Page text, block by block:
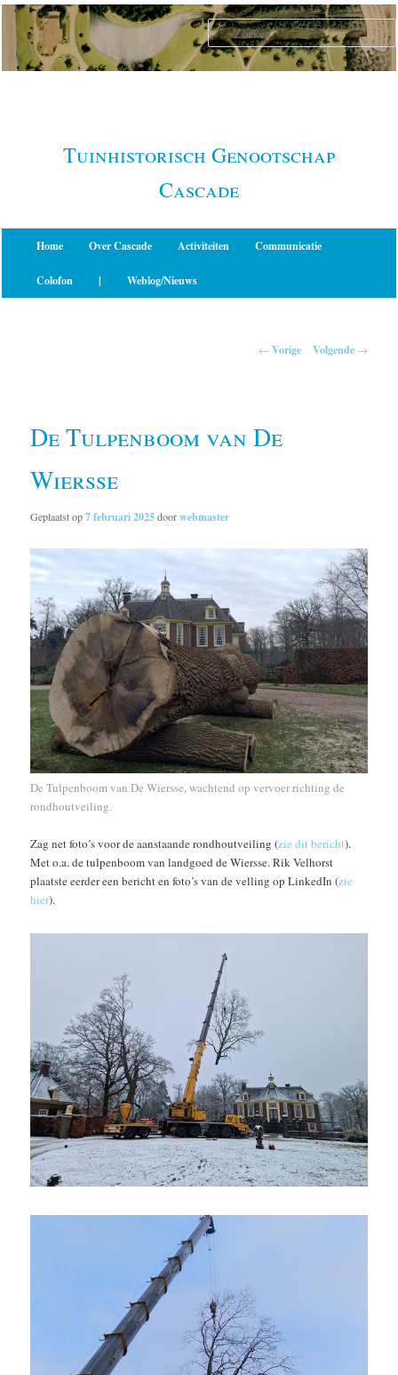
Spring
naar
primaire
Tuinhistorisch Genootschap
Cascade
Home Over Cascade Activiteiten Communicatie
Colofon | Weblog/Nieuws
← Vorige Volgende →
De Tulpenboom van De
Wiersse
Geplaatst op7 februari 2025doorwebmaster
De Tulpenboom van De Wiersse, wachtend op vervoer richting de
rondhoutveiling.
Zag net foto’s voor de aanstaande rondhoutveiling (zie dit bericht).
Met o.a. de tulpenboom van landgoed de Wiersse. Rik Velhorst
plaatste eerder een bericht en foto’s van de velling op LinkedIn (zie
hier).